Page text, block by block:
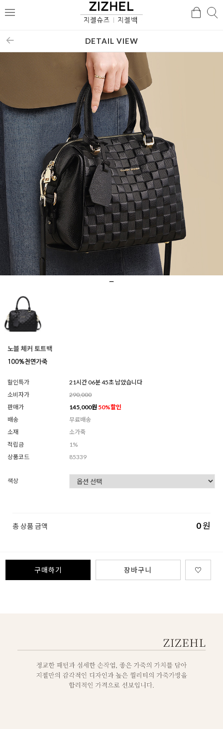
메
검
DETAIL VIEW
노블 체커 토트백
할인특가
21시간 06분 44초 남았습니다
소비자가
290,000
판매가
145,000원 50%할인
배송
무료배송
소재
소가죽
적립금
1%
상품코드
85339
색상
총 상품 금액 0원
구매하기 장바구니 ♡